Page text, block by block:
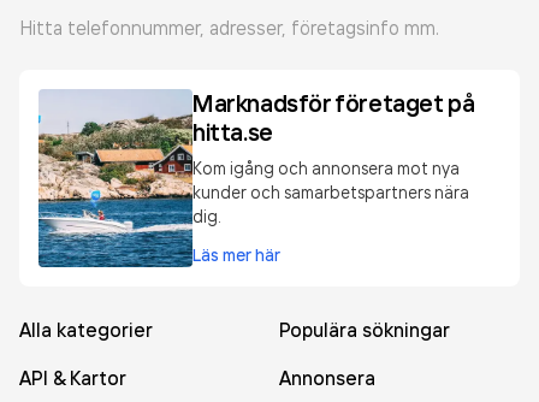
Hitta telefonnummer, adresser, företagsinfo mm.
Marknadsför företaget på
hitta.se
Kom igång och annonsera mot nya
kunder och samarbetspartners nära
dig.
Läs mer här
Alla kategorier
Populära sökningar
API & Kartor
Annonsera